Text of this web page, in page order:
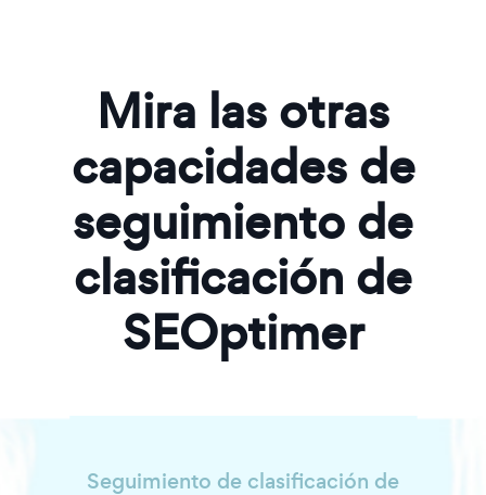
Mira las otras
capacidades de
seguimiento de
clasificación de
SEOptimer
Seguimiento de clasificación de